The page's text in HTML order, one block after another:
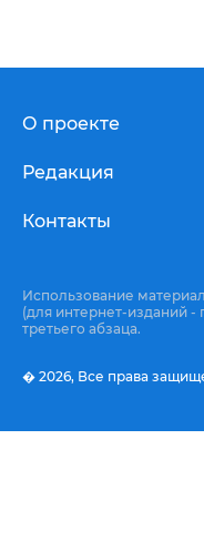
О проекте
Редакция
Контакты
Использование
(для интернет-изданий -
третьего абзаца.
� 2026, Все права